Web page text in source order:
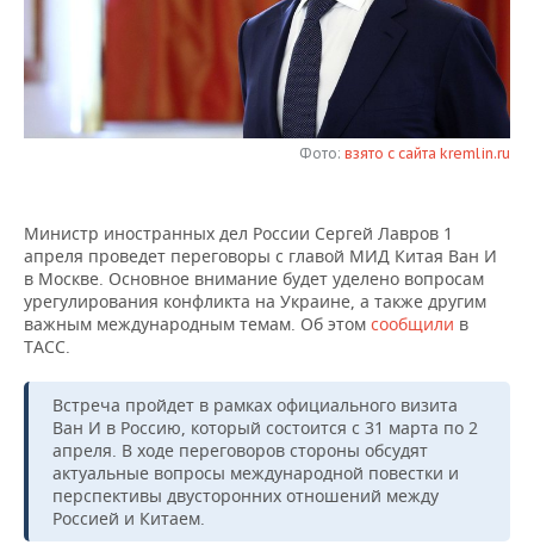
НЕФТЕХИМИЯ
НЕФТЬ
РОЗНИЧНАЯ ТОРГОВЛЯ
ТРАНСПОРТ
НОВОСТИ ТЕХНОЛОГИЙ
МЕРОПРИЯТИЯ
НОВОСТИ МЕРОПРИЯТИЙ
ONLINE-КОНФЕРЕНЦИИ
ОТКРЫТАЯ ЛЕКЦИЯ
ХОККЕЙ
БАСКЕТБОЛ
КИБЕРСПОРТ
ФИГУРНОЕ КАТАНИЕ
ВОДНЫЕ ВИДЫ СПОРТА
ВЛАСТЬ
ИНФРАСТРУКТУРА
КУЛЬТУРА
МЕДИЦИНА
ОБРАЗОВАНИЕ
СЮЖЕТЫ
СПРАВОЧНИК
СПИСОК КОМПАНИЙ
Фото: взято с сайта kremlin.ru
Министр иностранных дел России Сергей Лавров 1
апреля проведет переговоры с главой МИД Китая Ван И
в Москве. Основное внимание будет уделено вопросам
урегулирования конфликта на Украине, а также другим
важным международным темам. Об этом сообщили в
ТАСС.
Встреча пройдет в рамках официального визита
Ван И в Россию, который состоится с 31 марта по 2
апреля. В ходе переговоров стороны обсудят
актуальные вопросы международной повестки и
перспективы двусторонних отношений между
Россией и Китаем.